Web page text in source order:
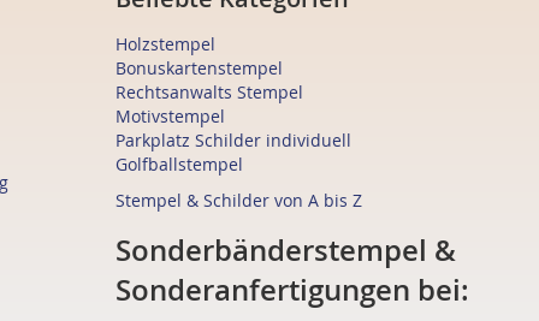
Holzstempel
Bonuskartenstempel
Rechtsanwalts Stempel
Motivstempel
Parkplatz Schilder individuell
Golfballstempel
Stempel & Schilder von A bis Z
Sonderbänderstempel &
Sonderanfertigungen bei: